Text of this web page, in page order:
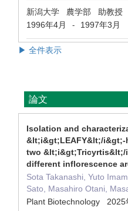
新潟大学 農学部 助教授
1996年4月
- 1997年3月
▶ 全件表示
論文
Isolation and
&lt;i&gt;LEAFY&lt;/
two
different inflorescence
Sota Takanashi, Yuto
Sato, Masahiro Otani,
Plant Biotechnology 2025